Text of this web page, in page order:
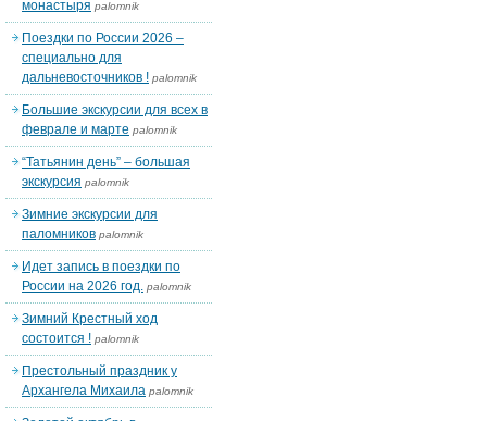
монастыря palomnik
Поездки по России 2026 –
специально для
дальневосточников ! palomnik
Большие экскурсии для всех в
феврале и марте palomnik
“Татьянин день” – большая
экскурсия palomnik
Зимние экскурсии для
паломников palomnik
Идет запись в поездки по
России на 2026 год. palomnik
Зимний Крестный ход
состоится ! palomnik
Престольный праздник у
Архангела Михаила palomnik